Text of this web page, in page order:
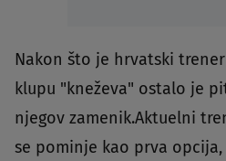
Nakon što je hrvatski
klupu "kneževa" ostalo je
njegov zamenik.Aktuelni
se pominje kao prva